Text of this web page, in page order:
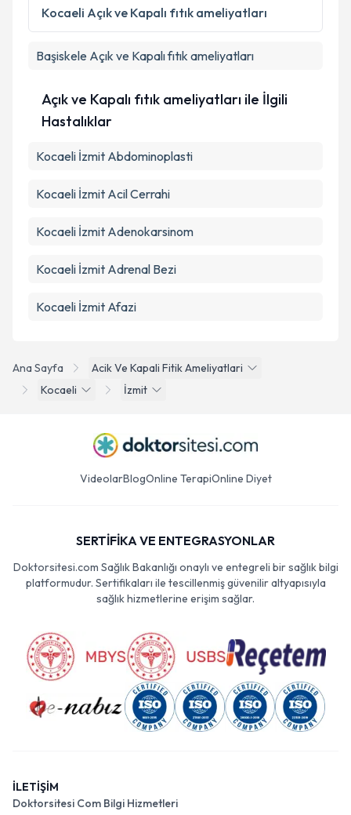
Ana Sayfa
Acik Ve Kapali Fitik Ameliyatlari
Kocaeli
İzmit
Kocaeli Açık ve Kapalı fıtık ameliyatları
Başiskele Açık ve Kapalı fıtık ameliyatları
Açık ve Kapalı fıtık ameliyatları ile İlgili
Hastalıklar
Kocaeli İzmit Abdominoplasti
Kocaeli İzmit Acil Cerrahi
Kocaeli İzmit Adenokarsinom
Kocaeli İzmit Adrenal Bezi
Kocaeli İzmit Afazi
VideolarBlogOnline TerapiOnline Diyet
SERTİFİKA VE ENTEGRASYONLAR
Doktorsitesi.com Sağlık Bakanlığı onaylı ve entegreli bir sağlık bilgi
platformudur. Sertifikaları ile tescillenmiş güvenilir altyapısıyla
sağlık hizmetlerine erişim sağlar.
İLETİŞİM
Doktorsitesi Com Bilgi Hizmetleri